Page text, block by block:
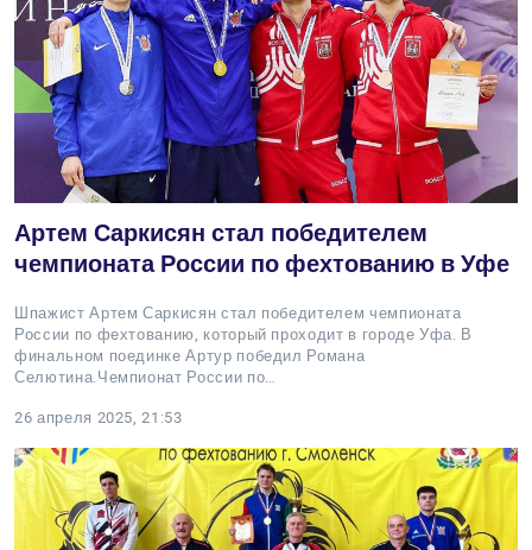
Артем Саркисян стал победителем
чемпионата России по фехтованию в Уфе
Шпажист Артем Саркисян стал победителем чемпионата
России по фехтованию, который проходит в городе Уфа. В
финальном поединке Артур победил Романа
Селютина.Чемпионат России по…
26 апреля 2025, 21:53